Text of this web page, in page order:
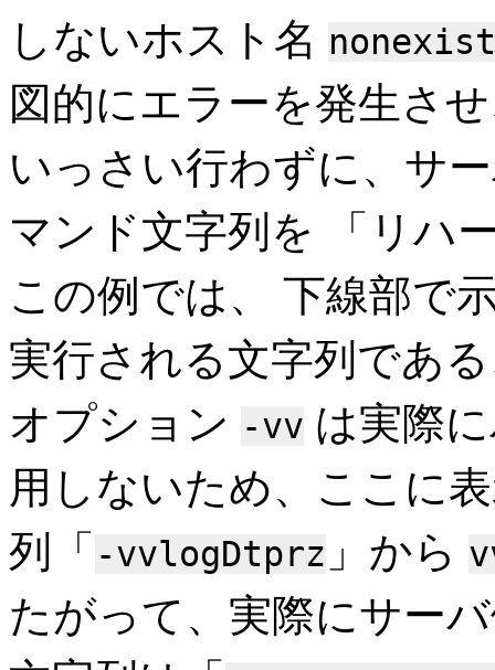
しないホスト名
図的にエラーを発生さ
いっさい行わずに、サ
マンド文字列を 「リハ
この例では、 下線部で
実行される文字列であ
オプション -vv は実際
用しないため、ここに
列「 -vvlogDtprz 」から
たがって、実際にサー